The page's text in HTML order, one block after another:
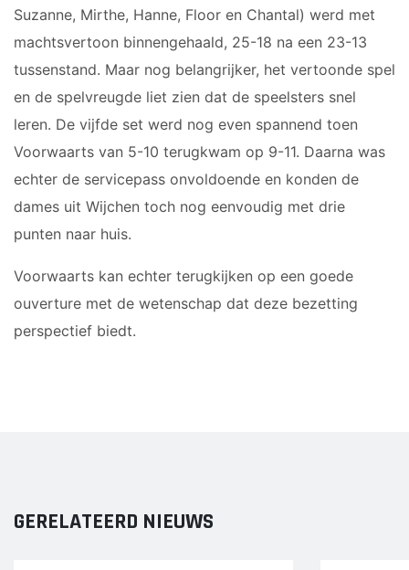
Suzanne, Mirthe, Hanne, Floor en Chantal) werd met
machtsvertoon binnengehaald, 25-18 na een 23-13
tussenstand. Maar nog belangrijker, het vertoonde spel
en de spelvreugde liet zien dat de speelsters snel
leren. De vijfde set werd nog even spannend toen
Voorwaarts van 5-10 terugkwam op 9-11. Daarna was
echter de servicepass onvoldoende en konden de
dames uit Wijchen toch nog eenvoudig met drie
punten naar huis.
Voorwaarts kan echter terugkijken op een goede
ouverture met de wetenschap dat deze bezetting
perspectief biedt.
GERELATEERD NIEUWS